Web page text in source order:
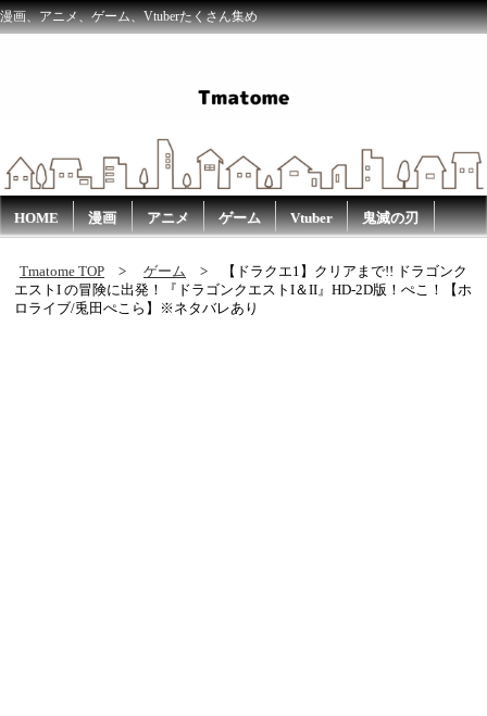
漫画、アニメ、ゲーム、Vtuberたくさん集め
HOME 漫画 アニメ ゲーム Vtuber 鬼滅の刃
Tmatome TOP ゲーム
【ドラクエ1】クリアまで!! ドラゴンク
エストI の冒険に出発！『ドラゴンクエストI＆II』HD-2D版！ぺこ！【ホ
ロライブ/兎田ぺこら】※ネタバレあり